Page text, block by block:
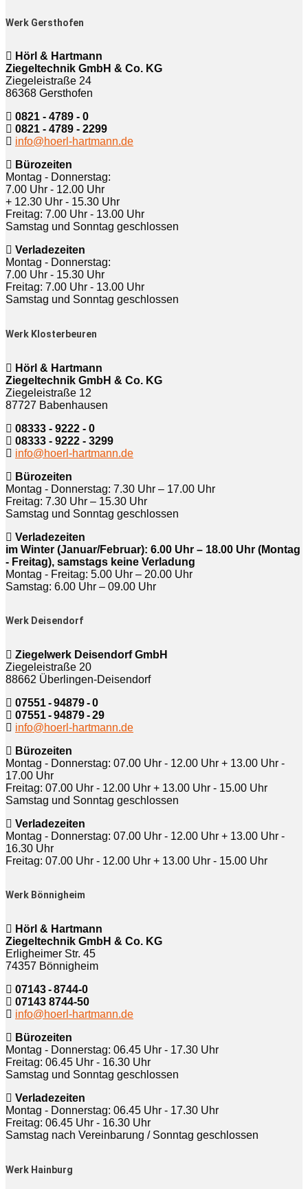
Werk Gersthofen
Hörl & Hartmann
Ziegeltechnik GmbH & Co. KG
Ziegeleistraße 24
86368 Gersthofen
0821 - 4789 - 0
0821 - 4789 - 2299
info@hoerl-hartmann.de
Bürozeiten
Montag - Donnerstag:
7.00 Uhr - 12.00 Uhr
+ 12.30 Uhr - 15.30 Uhr
Freitag: 7.00 Uhr - 13.00 Uhr
Samstag und Sonntag geschlossen
Verladezeiten
Montag - Donnerstag:
7.00 Uhr - 15.30 Uhr
Freitag: 7.00 Uhr - 13.00 Uhr
Samstag und Sonntag geschlossen
Werk Klosterbeuren
Hörl & Hartmann
Ziegeltechnik GmbH & Co. KG
Ziegeleistraße 12
87727 Babenhausen
08333 - 9222 - 0
08333 - 9222 - 3299
info@hoerl-hartmann.de
Bürozeiten
Montag - Donnerstag: 7.30 Uhr – 17.00 Uhr
Freitag: 7.30 Uhr – 15.30 Uhr
Samstag und Sonntag geschlossen
Verladezeiten
im Winter (Januar/Februar): 6.00 Uhr – 18.00 Uhr (Montag
- Freitag), samstags keine Verladung
Montag - Freitag: 5.00 Uhr – 20.00 Uhr
Samstag: 6.00 Uhr – 09.00 Uhr
Werk Deisendorf
Ziegelwerk Deisendorf GmbH
Ziegeleistraße 20
88662 Überlingen-Deisendorf
07551 - 94879 - 0
07551 - 94879 - 29
info@hoerl-hartmann.de
Bürozeiten
Montag - Donnerstag: 07.00 Uhr - 12.00 Uhr + 13.00 Uhr -
17.00 Uhr
Freitag: 07.00 Uhr - 12.00 Uhr + 13.00 Uhr - 15.00 Uhr
Samstag und Sonntag geschlossen
Verladezeiten
Montag - Donnerstag: 07.00 Uhr - 12.00 Uhr + 13.00 Uhr -
16.30 Uhr
Freitag: 07.00 Uhr - 12.00 Uhr + 13.00 Uhr - 15.00 Uhr
Werk Bönnigheim
Hörl & Hartmann
Ziegeltechnik GmbH & Co. KG
Erligheimer Str. 45
74357 Bönnigheim
07143 - 8744-0
07143 8744-50
info@hoerl-hartmann.de
Bürozeiten
Montag - Donnerstag: 06.45 Uhr - 17.30 Uhr
Freitag: 06.45 Uhr - 16.30 Uhr
Samstag und Sonntag geschlossen
Verladezeiten
Montag - Donnerstag: 06.45 Uhr - 17.30 Uhr
Freitag: 06.45 Uhr - 16.30 Uhr
Samstag nach Vereinbarung / Sonntag geschlossen
Werk Hainburg